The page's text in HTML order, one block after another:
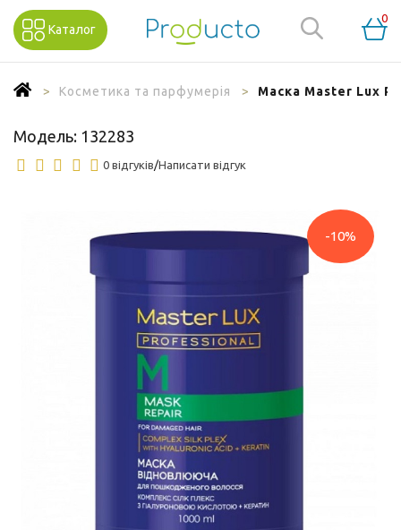
Каталог
0
Косметика та парфумерія Маска Master Lux
Модель: 132283
0 відгуків/Написати відгук
-10%